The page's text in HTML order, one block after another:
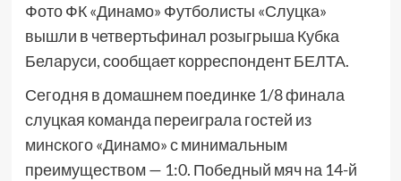
Фото ФК «Динамо» Футболисты «Слуцка»
вышли в четвертьфинал розыгрыша Кубка
Беларуси, сообщает корреспондент БЕЛТА.
Сегодня в домашнем поединке 1/8 финала
слуцкая команда переиграла гостей из
минского «Динамо» с минимальным
преимуществом — 1:0. Победный мяч на 14-й